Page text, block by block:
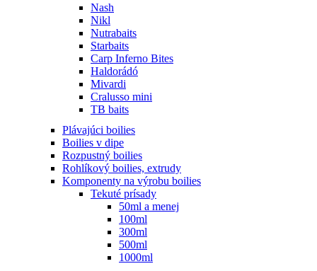
Nash
Nikl
Nutrabaits
Starbaits
Carp Inferno Bites
Haldorádó
Mivardi
Cralusso mini
TB baits
Plávajúci boilies
Boilies v dipe
Rozpustný boilies
Rohlíkový boilies, extrudy
Komponenty na výrobu boilies
Tekuté prísady
50ml a menej
100ml
300ml
500ml
1000ml